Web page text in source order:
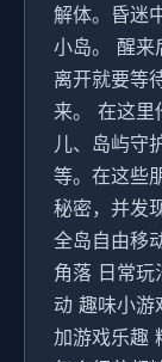
解体。昏迷
小岛。 醒来
离开就要等
来。 在这里
儿、岛屿守
等。在这些
秘密，并发
全岛自由移
角落 日常玩
动 趣味小游
加游戏乐趣